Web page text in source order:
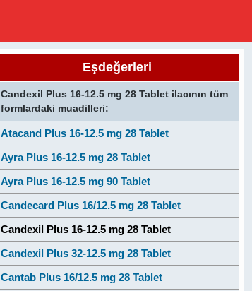
Eşdeğerleri
Candexil Plus 16-12.5 mg 28 Tablet ilacının tüm
formlardaki muadilleri:
Atacand Plus 16-12.5 mg 28 Tablet
Ayra Plus 16-12.5 mg 28 Tablet
Ayra Plus 16-12.5 mg 90 Tablet
Candecard Plus 16/12.5 mg 28 Tablet
Candexil Plus 16-12.5 mg 28 Tablet
Candexil Plus 32-12.5 mg 28 Tablet
Cantab Plus 16/12.5 mg 28 Tablet